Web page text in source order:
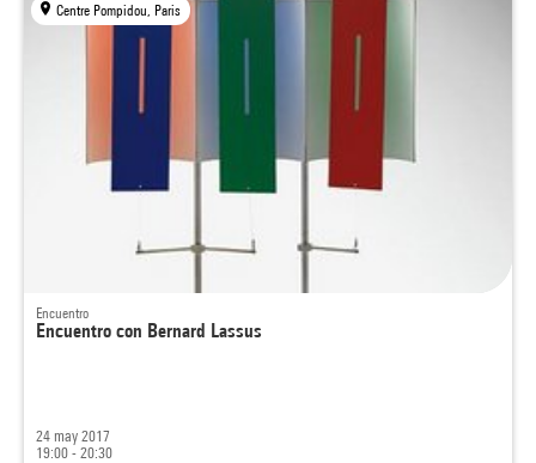
Centre Pompidou, Paris
Encuentro
Encuentro con Bernard Lassus
24 may 2017
19:00 - 20:30